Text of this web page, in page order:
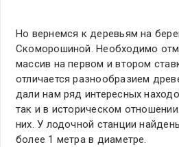
Но вернемся к деревьям на
Скоморошиной. Необходимо
массив на первом и втором
отличается разнообразием
дали нам ряд интересных
так и в историческом
них. У лодочной станции
более 1 метра в диаметре.